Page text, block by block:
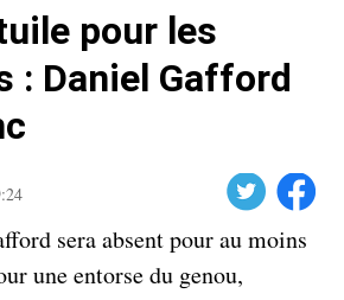
pour les
: Daniel Gafford
Facebook
sera absent pour au moins
une entorse du genou,